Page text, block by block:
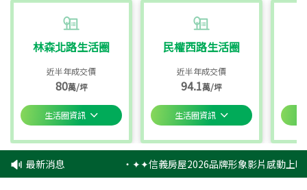
林森北路生活圈
近半年成交價
80萬/坪
生活圈資訊
民權西路生活圈
近半年成交價
94.1萬/坪
生活圈資訊
最新消息 ‧✦✦信義房屋2026品牌形象影片感動上